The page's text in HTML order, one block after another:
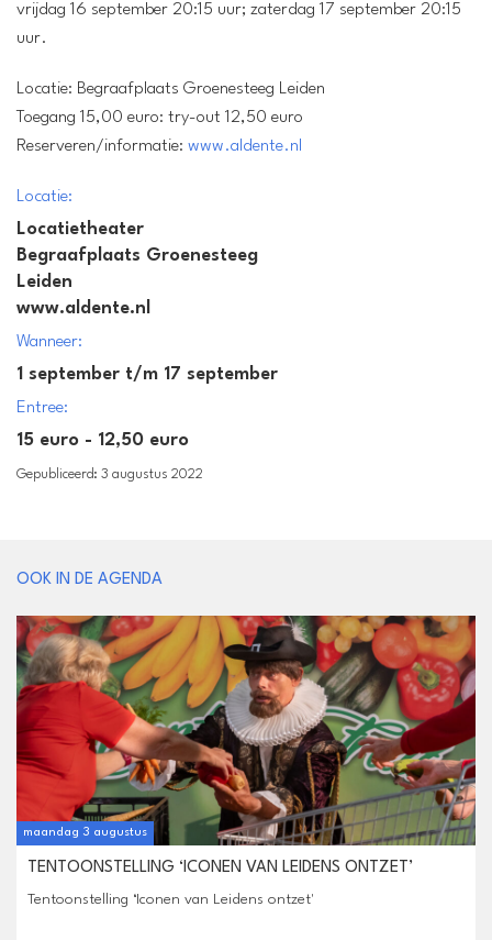
vrijdag 16 september 20:15 uur; zaterdag 17 september 20:15
uur.
Locatie: Begraafplaats Groenesteeg Leiden
Toegang 15,00 euro: try-out 12,50 euro
Reserveren/informatie: www.aldente.nl
Locatie:
Locatietheater
Begraafplaats Groenesteeg
Leiden
www.aldente.nl
Wanneer:
1 september t/m 17 september
Entree:
15 euro - 12,50 euro
Gepubliceerd: 3 augustus 2022
OOK IN DE AGENDA
maandag 3 augustus
TENTOONSTELLING ‘ICONEN VAN LEIDENS ONTZET’
Tentoonstelling ‘Iconen van Leidens ontzet'